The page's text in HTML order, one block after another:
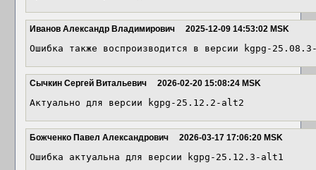
Иванов Александр Владимирович 2025-12-09 14:53:02 MSK
Ошибка также воспроизводится в версии kgpg-
Сычкин Сергей Витальевич 2026-02-20 15:08:24 MSK
Актуально для версии kgpg-25.12.2-alt2
Божченко Павел Александрович 2026-03-17 17:06:20 MSK
Ошибка актуальна для версии kgpg-25.12.3-alt1